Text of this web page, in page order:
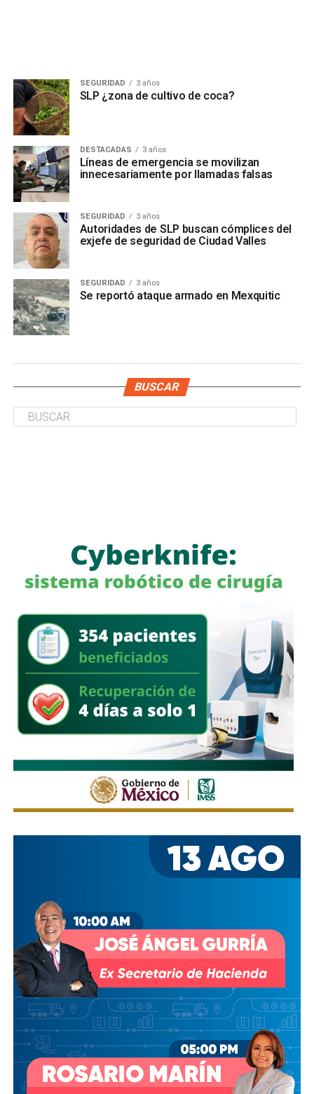
SEGURIDAD 3 años
SLP ¿zona de cultivo de coca?
DESTACADAS 3 años
Líneas de emergencia se movilizan
innecesariamente por llamadas falsas
SEGURIDAD 3 años
Autoridades de SLP buscan cómplices del
exjefe de seguridad de Ciudad Valles
SEGURIDAD 3 años
Se reportó ataque armado en Mexquitic
BUSCAR